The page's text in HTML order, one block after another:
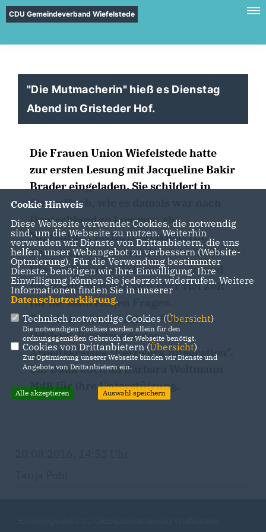
CDU Gemeindeverband Wiefelstede
"Die Mutmacherin" hieß es Dienstag
Abend im Gristeder Hof.
Die Frauen Union Wiefelstede hatte
zur ersten Lesung mit Jacqueline Bakir
Brader eingeladen. Sie schildert in
ihrem Buch, wie es damals war nach
Deutschland zu kommen als
Migrantin. Flucht, Außenseiterin,
Beschimpfungen und die erste Liebe.
Die erfolgreiche Unternehmerin und
Buchautorin nahm sich sehr viel Zeit
für die zahlreichen Fragen.
Durch den Abend führte Nesrin
Odabasi, Vorsitzende des
Arbeitskreises "Netzwerk Integration".
Ein Dank auch an Barbara Woltmann
MdB für ihre Unterstützung.
Cookie Hinweis
Diese Webseite verwendet Cookies, die notwendig
sind, um die Webseite zu nutzen. Weiterhin
verwenden wir Dienste von Drittanbietern, die uns
helfen, unser Webangebot zu verbessern (Website-
Optmierung). Für die Verwendung bestimmter
Dienste, benötigen wir Ihre Einwilligung. Ihre
Einwilligung können Sie jederzeit widerrufen. Weitere
Informationen finden Sie in unserer
Datenschutzerklärung.
Technisch notwendige Cookies (Übersicht)
Die notwendigen Cookies werden allein für den
ordnungsgemäßen Gebrauch der Webseite benötigt.
Cookies von Drittanbietern (Übersicht)
Zur Optimierung unserer Webseite binden wir Dienste und
Angebote von Drittanbietern ein.
Alle akzeptieren Auswahl speichern